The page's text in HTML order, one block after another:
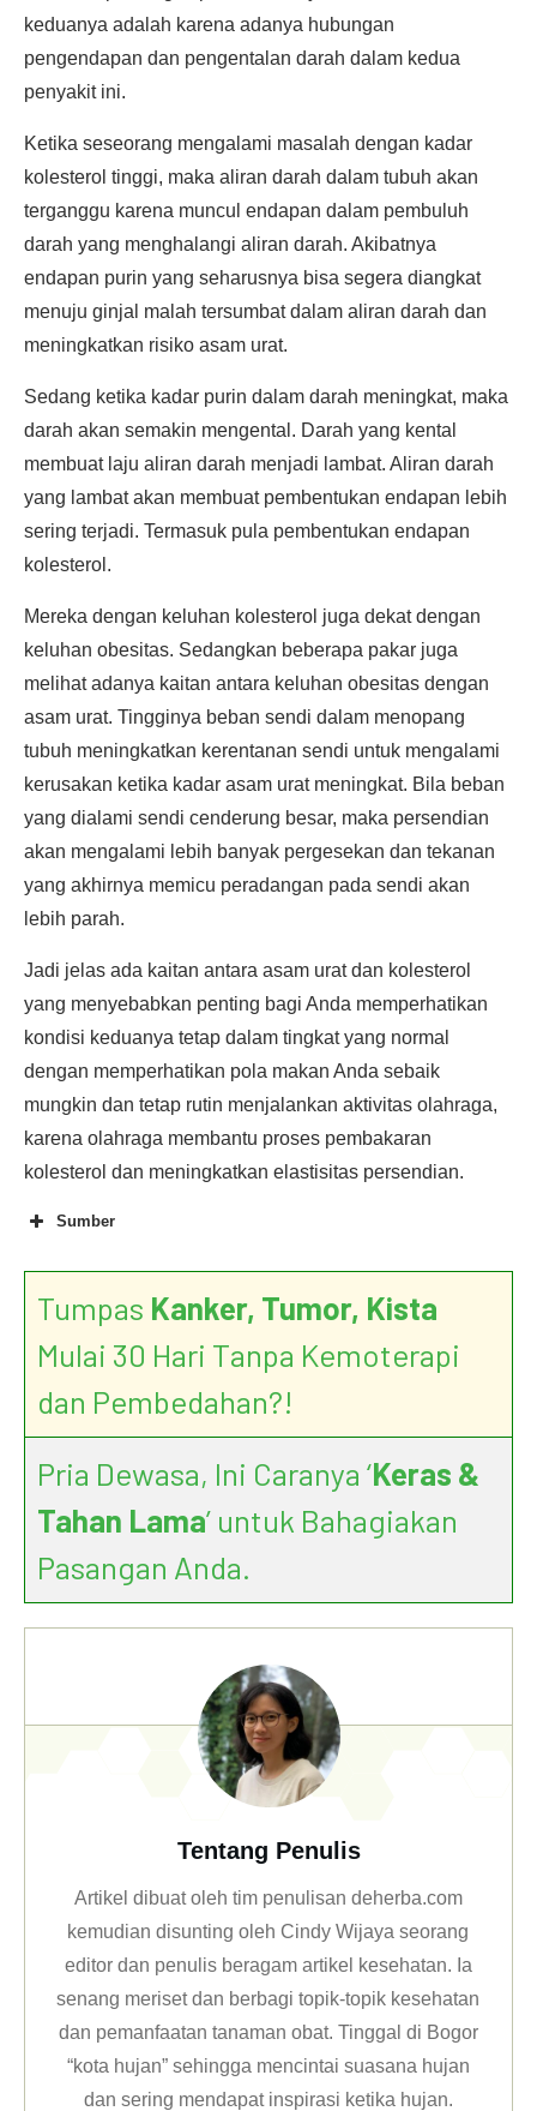
keduanya adalah karena adanya hubungan
pengendapan dan pengentalan darah dalam kedua
penyakit ini.
Ketika seseorang mengalami masalah dengan kadar
kolesterol tinggi, maka aliran darah dalam tubuh akan
terganggu karena muncul endapan dalam pembuluh
darah yang menghalangi aliran darah. Akibatnya
endapan purin yang seharusnya bisa segera diangkat
menuju ginjal malah tersumbat dalam aliran darah dan
meningkatkan risiko asam urat.
Sedang ketika kadar purin dalam darah meningkat, maka
darah akan semakin mengental. Darah yang kental
membuat laju aliran darah menjadi lambat. Aliran darah
yang lambat akan membuat pembentukan endapan lebih
sering terjadi. Termasuk pula pembentukan endapan
kolesterol.
Mereka dengan keluhan kolesterol juga dekat dengan
keluhan obesitas. Sedangkan beberapa pakar juga
melihat adanya kaitan antara keluhan obesitas dengan
asam urat. Tingginya beban sendi dalam menopang
tubuh meningkatkan kerentanan sendi untuk mengalami
kerusakan ketika kadar asam urat meningkat. Bila beban
yang dialami sendi cenderung besar, maka persendian
akan mengalami lebih banyak pergesekan dan tekanan
yang akhirnya memicu peradangan pada sendi akan
lebih parah.
Jadi jelas ada kaitan antara asam urat dan kolesterol
yang menyebabkan penting bagi Anda memperhatikan
kondisi keduanya tetap dalam tingkat yang normal
dengan memperhatikan pola makan Anda sebaik
mungkin dan tetap rutin menjalankan aktivitas olahraga,
karena olahraga membantu proses pembakaran
kolesterol dan meningkatkan elastisitas persendian.
Sumber
Hypertriglyceridemia and High Uric Acid Levels?
Tumpas Kanker, Tumor, Kista
Mulai 30 Hari Tanpa Kemoterapi
dan Pembedahan?!
Pria Dewasa, Ini Caranya ‘Keras &
Tahan Lama’ untuk Bahagiakan
Pasangan Anda.
Tentang Penulis
Artikel dibuat oleh tim penulisan deherba.com
kemudian disunting oleh Cindy Wijaya seorang
editor dan penulis beragam artikel kesehatan. Ia
senang meriset dan berbagi topik-topik kesehatan
dan pemanfaatan tanaman obat. Tinggal di Bogor
“kota hujan” sehingga mencintai suasana hujan
dan sering mendapat inspirasi ketika hujan.